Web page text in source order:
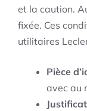
et la caution.
fixée. Ces
utilitaires
Pièce
avec au